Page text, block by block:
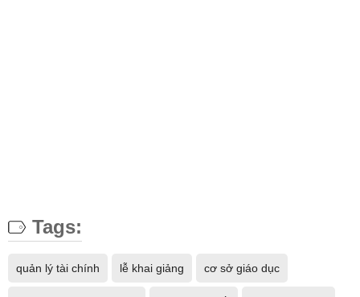
Tags:
quản lý tài chính lễ khai giảng cơ sở giáo dục